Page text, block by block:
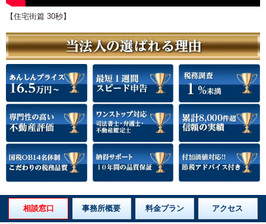
【住宅街篇 30秒】
相談窓口 事務所概要 料金プラン アクセス